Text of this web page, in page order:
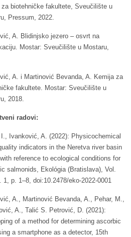
za biotehničke fakultete, Sveučilište u
Pressum, 2022.
A. Blidinjsko jezero – osvrt na
Mostar: Sveučilište u Mostaru,
A. i Martinović Bevanda, A. Kemija za
fakultete. Mostar: Sveučilište u
2018.
radovi:
I., Ivanković, A. (2022): Physicochemical
indicators in the Neretva river basin
reference to ecological conditions for
salmonids, Ekológia (Bratislava), Vol.
1, p. 1–8, doi:10.2478/eko-2022-0001
A., Martinović Bevanda, A., Pehar, M.,
A., Talić S. Petrović, D. (2021):
of a method for determining ascorbic
a smartphone as a detector, 15th